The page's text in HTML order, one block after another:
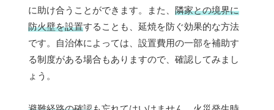
に助け合うことができます。また、 隣家との境界に
防火壁を設置することも、延焼を防ぐ効果的な方法
です。自治体によっては、設置費用の一部を補助す
る制度がある場合もありますので、確認してみまし
ょう。